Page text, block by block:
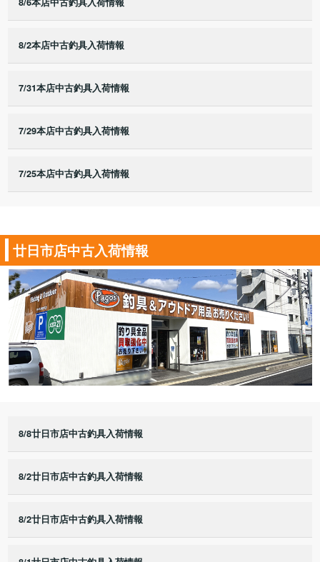
8/2本店中古釣具入荷情報
7/31本店中古釣具入荷情報
7/29本店中古釣具入荷情報
7/25本店中古釣具入荷情報
廿日市店中古入荷情報
8/8廿日市店中古釣具入荷情報
8/2廿日市店中古釣具入荷情報
8/2廿日市店中古釣具入荷情報